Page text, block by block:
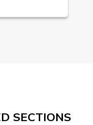
SECTIONS